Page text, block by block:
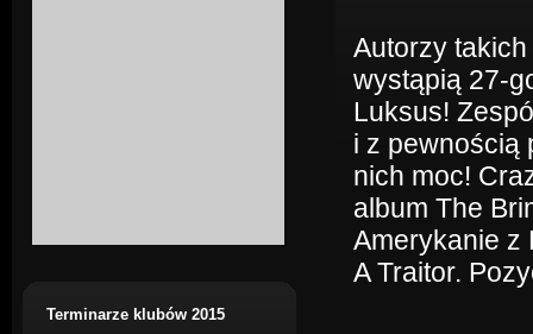
Terminarze klubów 2015
Autorzy
wystąpią 27-
Luksus!
i z pewnością
nich moc!
album The
Amerykanie z
A Traitor.